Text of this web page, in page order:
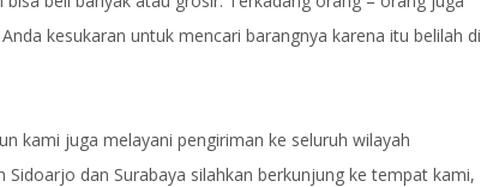
kesukaran untuk mencari barangnya karena itu belilah di
kami juga melayani pengiriman ke seluruh wilayah
Sidoarjo dan Surabaya silahkan berkunjung ke tempat kami,